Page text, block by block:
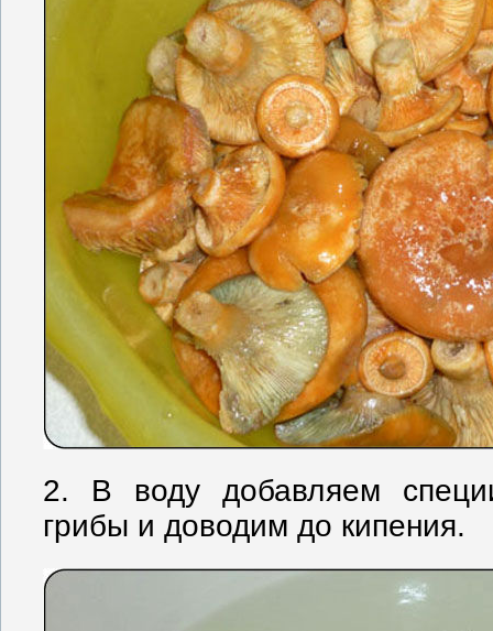
2. В воду добавляем
грибы и доводим до кипения.